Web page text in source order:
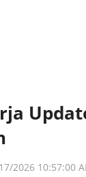
2026 10:57:00